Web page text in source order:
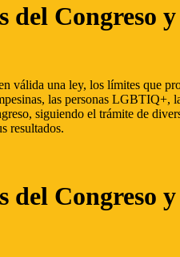
Congreso
válida una ley, los límites que
las personas
siguiendo el trámite de
resultados.
Congreso